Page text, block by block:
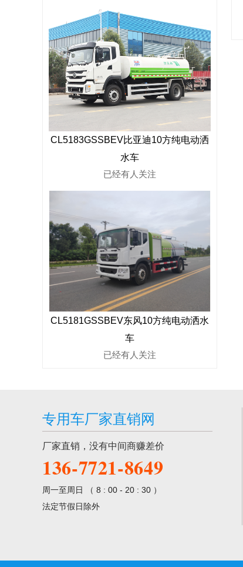
CL5183GSSBEV比亚迪10方纯电动洒
水车
已经有人关注
CL5181GSSBEV东风10方纯电动洒水
车
已经有人关注
专用车厂家直销网
厂家直销，没有中间商赚差价
136-7721-8649
周一至周日 （ 8 : 00 - 20 : 30 ）
法定节假日除外